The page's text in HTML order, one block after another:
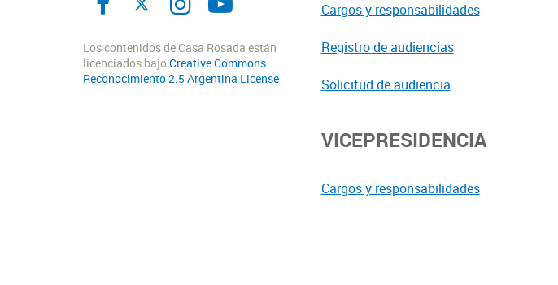
Los contenidos de Casa Rosada están
licenciados bajoCreative Commons
Reconocimiento 2.5 Argentina License
Cargos y responsabilidades
Registro de audiencias
Solicitud de audiencia
VICEPRESIDENCIA
Cargos y responsabilidades